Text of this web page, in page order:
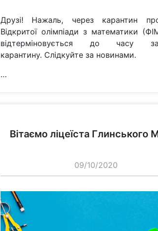
Друзі! Нажаль, через карантин
Відкритої олімпіади з математики
відтерміновується до часу
карантину. Слідкуйте за новинами.
…
Вітаємо ліцеїста Глинського
09/10/2020